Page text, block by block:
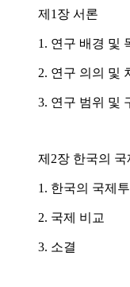
제1장 서론
1. 연구 배경 및
2. 연구 의의 및
3. 연구 범위 및
제2장 한국의
1. 한국의 국제
2. 국제 비교
3. 소결